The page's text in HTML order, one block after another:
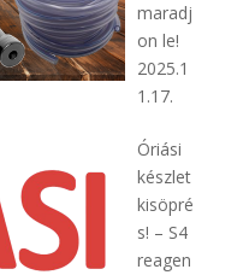
maradj
on le!
2025.1
1.17.
Óriási
készlet
kisöpré
s! – S4
reagen